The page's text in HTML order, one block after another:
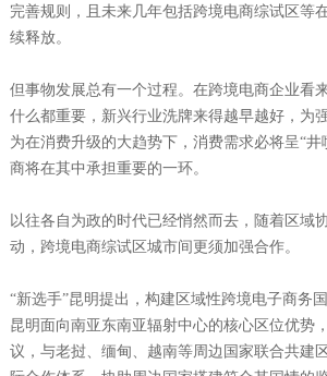
完善规则，且未来几年包括跨境电商综试区等
续释放。
但事物发展总有一个过程。在跨境电商企业看
什么都重要，新兴行业洗牌来得越早越好，为
为在消费升级的大趋势下，消费需求必将呈“井
商将在其中承担重要的一环。
以往各自为政的时代已经悄然而去，随着区域
动，跨境电商综试区城市间更须加强合作。
“新选手”昆明提出，构建区域性跨境电子商务
昆明面向南亚东南亚辐射中心的核心区位优势
议，与老挝、缅甸、越南等周边国家联合共建